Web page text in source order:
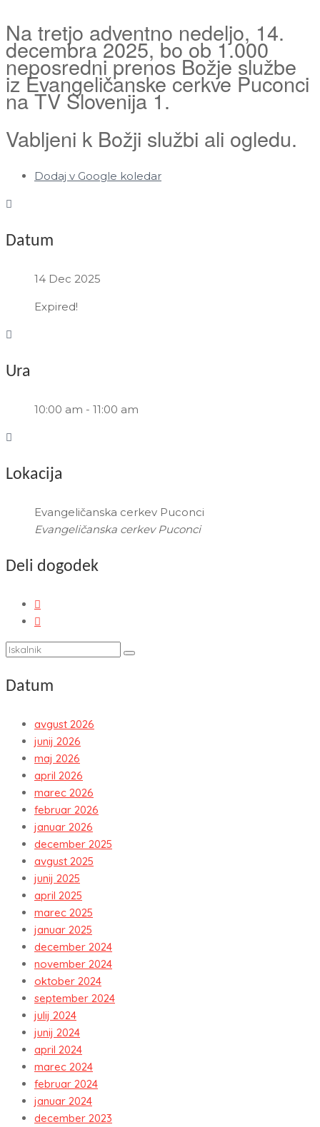
Na tretjo adventno nedeljo, 14.
decembra 2025, bo ob 1.000
neposredni prenos Božje službe
iz Evangeličanske cerkve Puconci
na TV Slovenija 1.
Vabljeni k Božji službi ali ogledu.
Dodaj v Google koledar
Datum
14 Dec 2025
Expired!
Ura
10:00 am - 11:00 am
Lokacija
Evangeličanska cerkev Puconci
Evangeličanska cerkev Puconci
Deli dogodek
Datum
avgust 2026
junij 2026
maj 2026
april 2026
marec 2026
februar 2026
januar 2026
december 2025
avgust 2025
junij 2025
april 2025
marec 2025
januar 2025
december 2024
november 2024
oktober 2024
september 2024
julij 2024
junij 2024
april 2024
marec 2024
februar 2024
januar 2024
december 2023